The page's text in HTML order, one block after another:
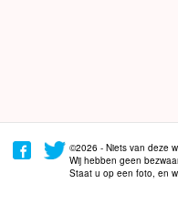
©2026 - Niets van deze
Wij hebben geen
Staat u op een foto, en